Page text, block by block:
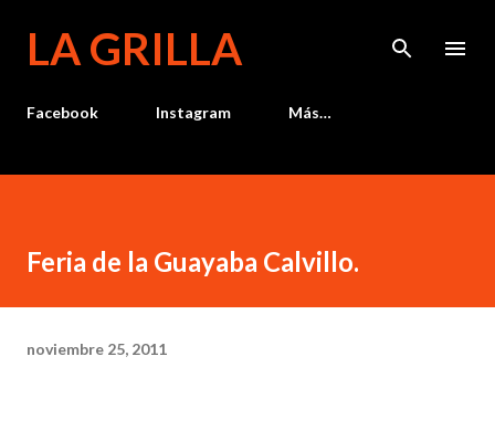
LA GRILLA
Facebook Instagram Más…
Feria de la Guayaba Calvillo.
noviembre 25, 2011